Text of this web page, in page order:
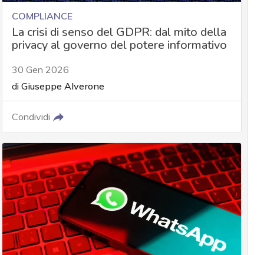
COMPLIANCE
La crisi di senso del GDPR: dal mito della
privacy al governo del potere informativo
30 Gen 2026
di Giuseppe Alverone
Condividi